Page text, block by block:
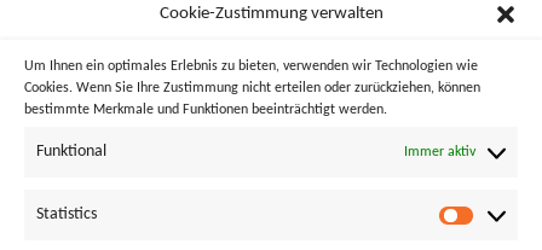
Cookie-Zustimmung verwalten
Um Ihnen ein optimales Erlebnis zu bieten, verwenden wir Technologien wie
Cookies. Wenn Sie Ihre Zustimmung nicht erteilen oder zurückziehen, können
bestimmte Merkmale und Funktionen beeinträchtigt werden.
Funktional Immer aktiv
Statistics
Werkauswahl
Pressespiegel